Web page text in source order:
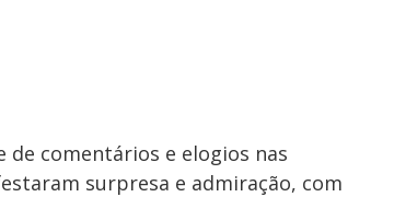
de comentários e elogios nas
surpresa e admiração, com